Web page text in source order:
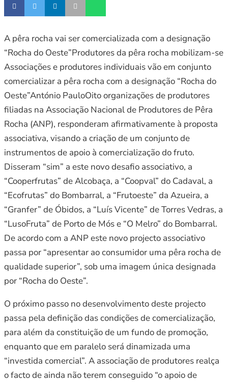
A pêra rocha vai ser comercializada com a designação
“Rocha do Oeste”Produtores da pêra rocha mobilizam-se
Associações e produtores individuais vão em conjunto
comercializar a pêra rocha com a designação “Rocha do
Oeste”António PauloOito organizações de produtores
filiadas na Associação Nacional de Produtores de Pêra
Rocha (ANP), responderam afirmativamente à proposta
associativa, visando a criação de um conjunto de
instrumentos de apoio à comercialização do fruto.
Disseram “sim” a este novo desafio associativo, a
“Cooperfrutas” de Alcobaça, a “Coopval” do Cadaval, a
“Ecofrutas” do Bombarral, a “Frutoeste” da Azueira, a
“Granfer” de Óbidos, a “Luís Vicente” de Torres Vedras, a
“LusoFruta” de Porto de Mós e “O Melro” do Bombarral.
De acordo com a ANP este novo projecto associativo
passa por “apresentar ao consumidor uma pêra rocha de
qualidade superior”, sob uma imagem única designada
por “Rocha do Oeste”.
O próximo passo no desenvolvimento deste projecto
passa pela definição das condições de comercialização,
para além da constituição de um fundo de promoção,
enquanto que em paralelo será dinamizada uma
“investida comercial”. A associação de produtores realça
o facto de ainda não terem conseguido “o apoio de